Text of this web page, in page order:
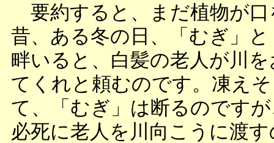
要約すると、まだ植物が
昔、ある冬の日、「むぎ」
畔いると、白髪の老人が川
てくれと頼むのです。凍え
て、「むぎ」は断るのです
必死に老人を川向こうに渡